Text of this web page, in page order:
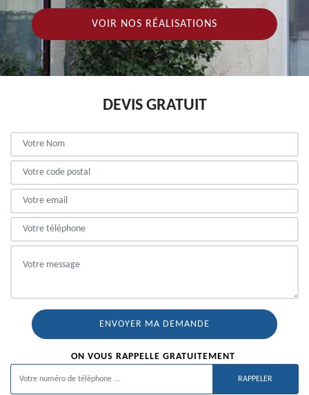
VOIR NOS RÉALISATIONS
DEVIS GRATUIT
ON VOUS RAPPELLE GRATUITEMENT